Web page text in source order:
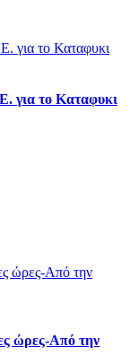
για το Καταφυκι
ώρες-Από την